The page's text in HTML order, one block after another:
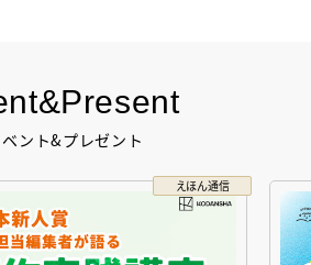
ベント&プレゼント
えほん通信